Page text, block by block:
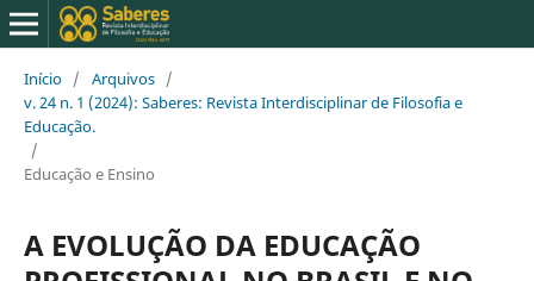
Início / Arquivos /
v. 24 n. 1 (2024): Saberes: Revista Interdisciplinar de Filosofia e
Educação.
/
Educação e Ensino
A EVOLUÇÃO DA EDUCAÇÃO